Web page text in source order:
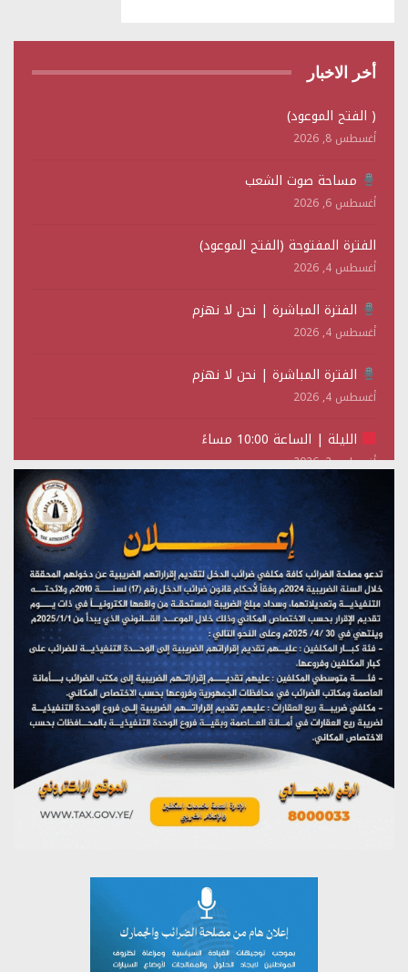
أخر الاخبار
( الفتح الموعود)
أغسطس 8, 2026
مساحة صوت الشعب
أغسطس 6, 2026
الفترة المفتوحة (الفتح الموعود)
أغسطس 4, 2026
الفترة المباشرة | نحن لا نهزم
أغسطس 4, 2026
الفترة المباشرة | نحن لا نهزم
أغسطس 4, 2026
الليلة | الساعة 10:00 مساءً
أغسطس 2, 2026
تستمعون لبرنامج (حدث في مثل هذا اليوم)
(نحن لا نهزم) بث مباشر
يوليو 28, 2026
تستمعون لبرنامج (هندسة الوهم)
يوليو 28, 2026
مؤتمر صحفي لمركز عين الإنسانية حول جرائم تحالف العدوان
على اليمن
يوليو 27, 2026